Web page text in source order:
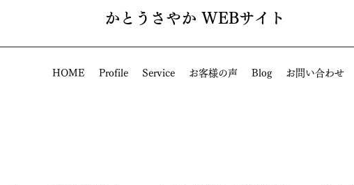
​かとうさやか WEBサイト
HOME Profile Service お客様の声 Blog お問い合わせ